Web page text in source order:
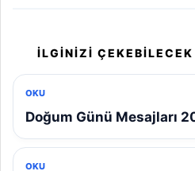
İLGINIZI
OKU
Doğum Günü Mesajları
OKU